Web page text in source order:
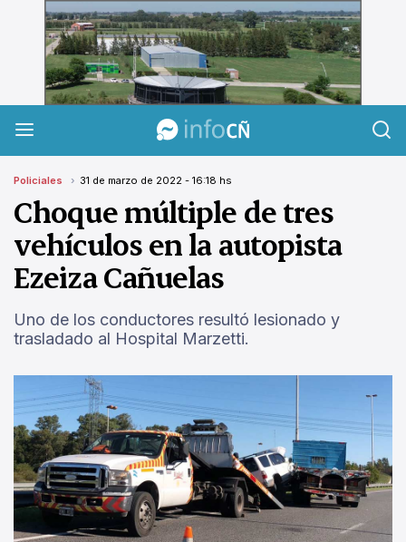
InfoCañuelas
Policiales 31 de marzo de 2022 - 16:18 hs
Choque múltiple de tres
vehículos en la autopista
Ezeiza Cañuelas
Uno de los conductores resultó lesionado y
trasladado al Hospital Marzetti.